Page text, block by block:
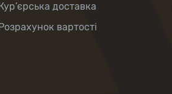
доставка
вартості